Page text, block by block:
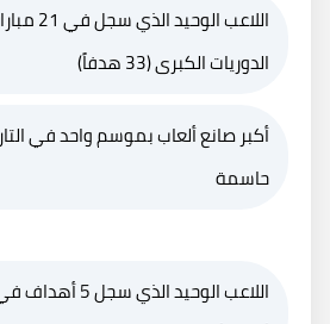
اللاعب
الدوريات الكبرى (33 هدفاً)
حاسمة
اللاعب الوحيد الذي